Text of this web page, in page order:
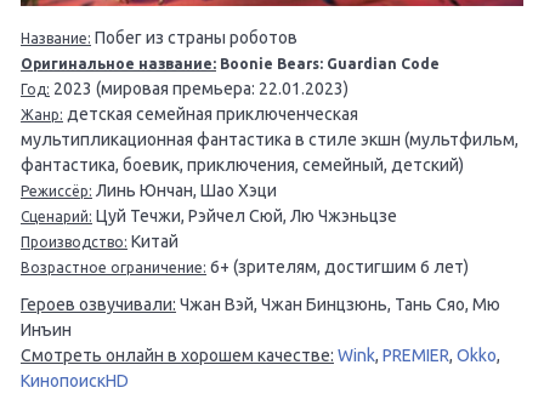
Название: Побег из страны роботов
Оригинальное название: Boonie Bears: Guardian Code
Год: 2023 (мировая премьера: 22.01.2023)
Жанр: детская семейная приключенческая
мультипликационная фантастика в стиле экшн (мультфильм,
фантастика, боевик, приключения, семейный, детский)
Режиссёр: Линь Юнчан, Шао Хэци
Сценарий: Цуй Течжи, Рэйчел Сюй, Лю Чжэньцзе
Производство: Китай
Возрастное ограничение: 6+ (зрителям, достигшим 6 лет)
Героев озвучивали: Чжан Вэй, Чжан Бинцзюнь, Тань Сяо, Мю
Инъин
Смотреть онлайн в хорошем качестве: Wink, PREMIER, Okko,
КинопоискHD